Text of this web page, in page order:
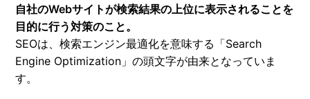
自社のWebサイトが検索結果の上位に表示されることを
目的に行う対策のこと。
SEOは、検索エンジン最適化を意味する「Search
Engine Optimization」の頭文字が由来となっていま
す。